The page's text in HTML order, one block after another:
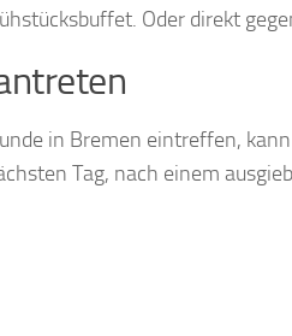
Oder direkt
in Bremen eintreffen,
Tag, nach einem